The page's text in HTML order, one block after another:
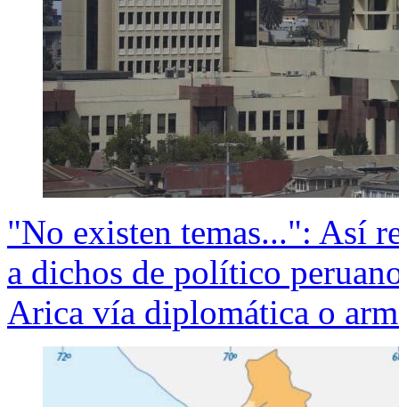
"No existen temas...": Así
a dichos de político
Arica vía diplomática o